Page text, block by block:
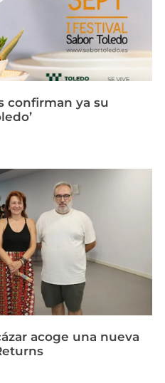
confirman ya su
acoge una nueva